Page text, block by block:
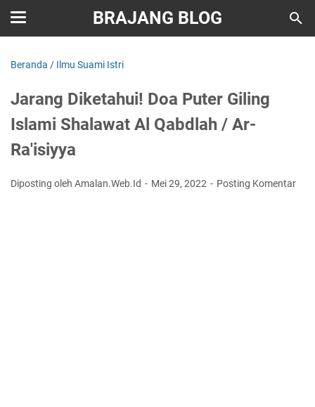
BRAJANG BLOG
Beranda / Ilmu Suami Istri
Jarang Diketahui! Doa Puter Giling
Islami Shalawat Al Qabdlah / Ar-
Ra'isiyya
Diposting oleh Amalan.Web.Id Mei 29, 2022 Posting Komentar